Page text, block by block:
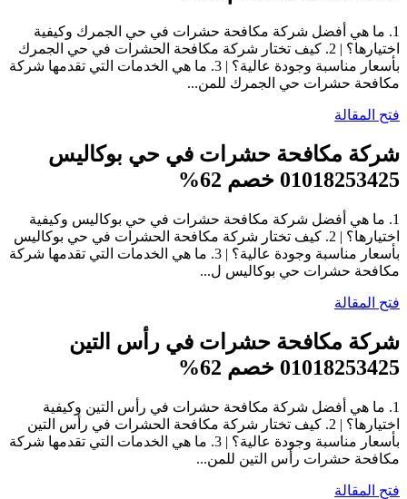
1. ما هي أفضل شركة مكافحة حشرات في حي الجمرك وكيفية
اختيارها؟ | 2. كيف تختار شركة مكافحة الحشرات في حي الجمرك
بأسعار مناسبة وجودة عالية؟ | 3. ما هي الخدمات التي تقدمها شركة
مكافحة حشرات حي الجمرك للمن...
فتح المقالة
شركة مكافحة حشرات في حي بوكاليس
01018253425 خصم 62%
1. ما هي أفضل شركة مكافحة حشرات في حي بوكاليس وكيفية
اختيارها؟ | 2. كيف تختار شركة مكافحة الحشرات في حي بوكاليس
بأسعار مناسبة وجودة عالية؟ | 3. ما هي الخدمات التي تقدمها شركة
مكافحة حشرات حي بوكاليس ل...
فتح المقالة
شركة مكافحة حشرات في رأس التين
01018253425 خصم 62%
1. ما هي أفضل شركة مكافحة حشرات في رأس التين وكيفية
اختيارها؟ | 2. كيف تختار شركة مكافحة الحشرات في رأس التين
بأسعار مناسبة وجودة عالية؟ | 3. ما هي الخدمات التي تقدمها شركة
مكافحة حشرات رأس التين للمن...
فتح المقالة